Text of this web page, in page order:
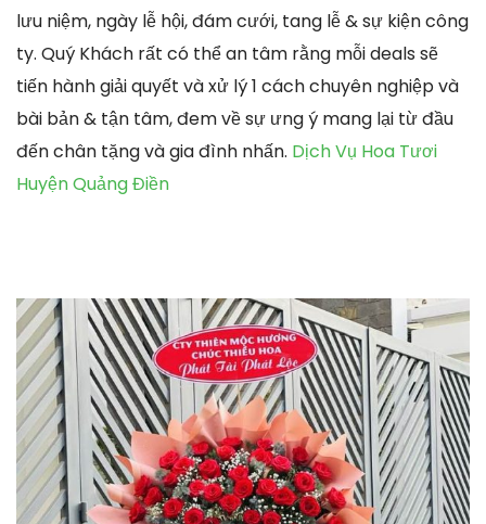
lưu niệm, ngày lễ hội, đám cưới, tang lễ & sự kiện công
ty. Quý Khách rất có thể an tâm rằng mỗi deals sẽ
tiến hành giải quyết và xử lý 1 cách chuyên nghiệp và
bài bản & tận tâm, đem về sự ưng ý mang lại từ đầu
đến chân tặng và gia đình nhấn. Dịch Vụ Hoa Tươi
Huyện Quảng Điền